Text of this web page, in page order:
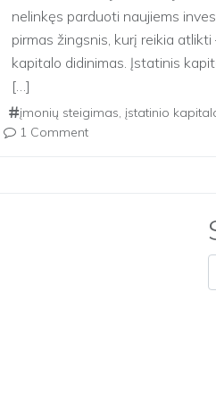
nelinkęs parduoti naujiems
pirmas žingsnis, kurį reikia
kapitalo didinimas. Įstatinis
[…]
įmonių steigimas, įstatinio
1 Comment